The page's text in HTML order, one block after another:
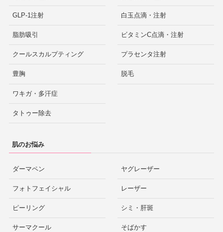
GLP-1注射
脂肪吸引
クールスカルプティング
豊胸
ワキガ・多汗症
タトゥー除去
白玉点滴・注射
ビタミンC点滴・注射
プラセンタ注射
脱毛
肌のお悩み
ダーマペン
フォトフェイシャル
ピーリング
サーマクール
ヤグレーザー
レーザー
シミ・肝斑
そばかす